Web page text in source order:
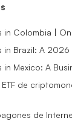
in Colombia |
in Brazil: A 2026
Mexico: A
de
de